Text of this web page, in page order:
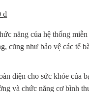
₫Giá
tại
là:
năng của hệ thống
cũng như bảo vệ các tế
diện cho sức khỏe của
và chức năng cơ bình